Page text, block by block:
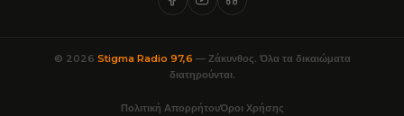
© 2026 Stigma Radio 97,6 — Ζάκυνθος. Όλα τα δικαιώματα
διατηρούνται.
Πολιτική ΑπορρήτουΌροι Χρήσης